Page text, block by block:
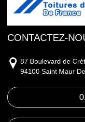
CONTACTEZ-
87 Boulevard de
94100 Saint Maur